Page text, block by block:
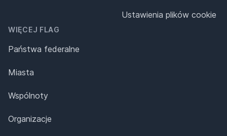
WIĘCEJ FLAG
Państwa federalne
Miasta
Wspólnoty
Organizacje
Ustawienia plików cookie